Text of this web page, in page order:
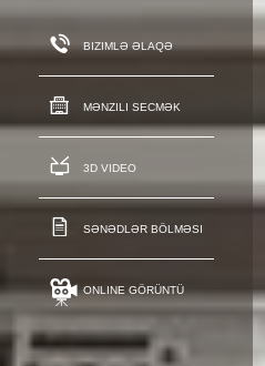
BIZIMLƏ ƏLAQƏ
MƏNZILI SECMƏK
3D VIDEO
SƏNƏDLƏR BÖLMƏSI
ONLINE GÖRÜNTÜ